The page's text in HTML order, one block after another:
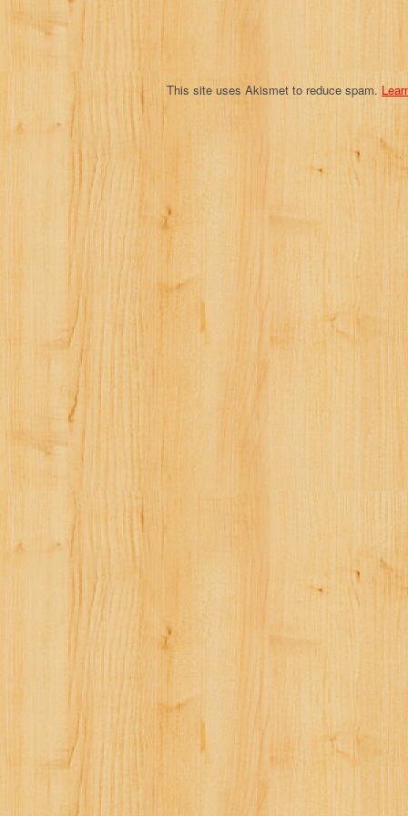
This site uses Akismet to reduce spam.